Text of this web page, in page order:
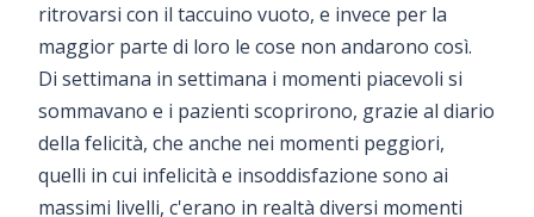
ritrovarsi con il taccuino vuoto, e invece per la
maggior parte di loro le cose non andarono così.
Di settimana in settimana i momenti piacevoli si
sommavano e i pazienti scoprirono, grazie al diario
della felicità, che anche nei momenti peggiori,
quelli in cui infelicità e insoddisfazione sono ai
massimi livelli, c'erano in realtà diversi momenti